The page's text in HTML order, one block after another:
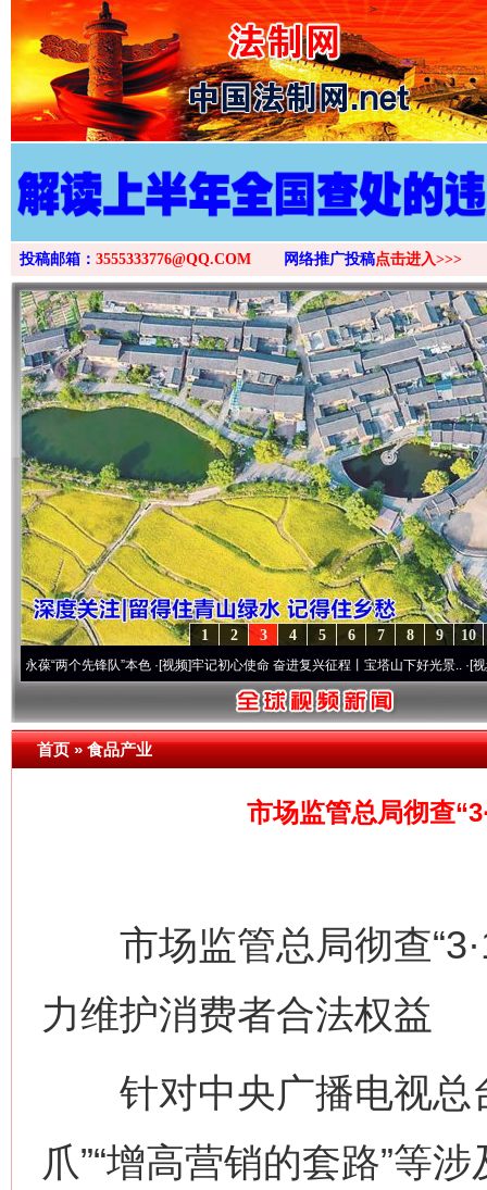
>
投稿邮箱： 3555333776@QQ.COM 网络推广投稿点击进入>>>
10
9
8
7
6
5
4
3
2
1
个先锋队”本色·[视频]牢记初心使命 奋进复兴征程丨宝塔山下好光景..·[视频]因党而
首页»食品产业
市场监管总局彻查
市场监管总局彻查
力维护消费者合法权益
针对中央广播电视总台
爪”“增高营销的套路”等